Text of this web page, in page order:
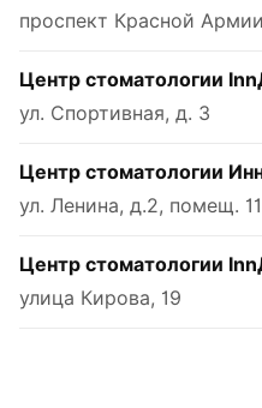
проспект Красной
Центр стоматологии
ул. Спортивная, д. 3
Центр стоматологии
ул. Ленина, д.2, помещ.
Центр стоматологии
улица Кирова, 19